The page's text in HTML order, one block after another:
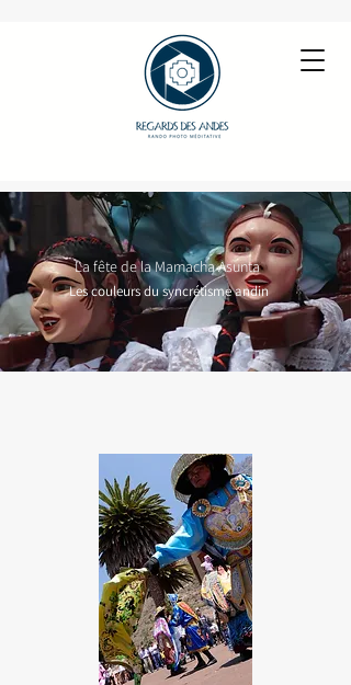
Solsticio de invierno
La fête de la Mamacha Asunta
Les couleurs du syncrétisme andin